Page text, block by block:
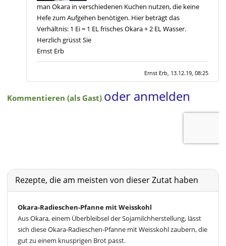
Rezepte, die am meisten von dieser Zutat haben
Okara-Radieschen-Pfanne mit Weisskohl
Aus Okara, einem Überbleibsel der Sojamilchherstellung, lässt
sich diese Okara-Radieschen-Pfanne mit Weisskohl zaubern, die
gut zu einem knusprigen Brot passt.